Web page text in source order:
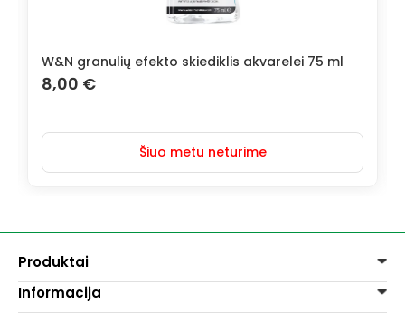
W&N granulių efekto skiediklis akvarelei 75 ml
8,00 €
Šiuo metu neturime
Produktai
Dažai
Informacija